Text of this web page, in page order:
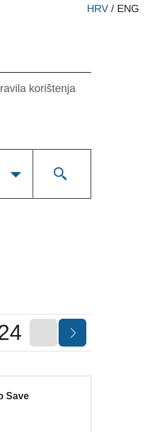
HRV / ENG
korištenja
Save